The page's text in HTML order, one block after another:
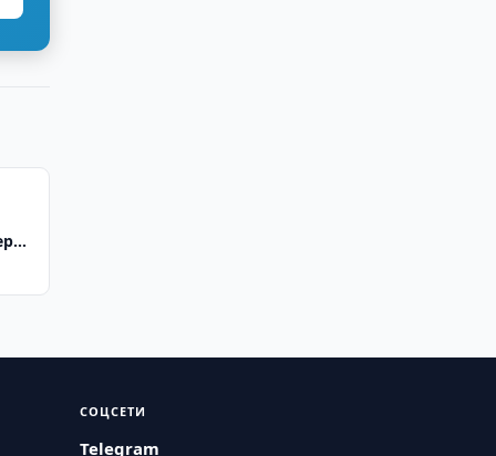
СОЦСЕТИ
Telegram